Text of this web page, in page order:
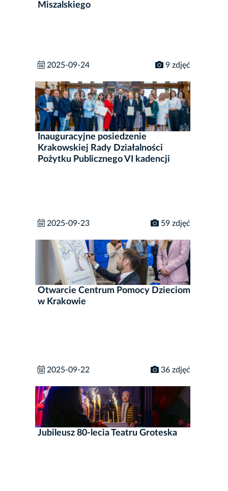
Miszalskiego
2025-09-24 9 zdjęć
Inauguracyjne posiedzenie
Krakowskiej Rady Działalności
Pożytku Publicznego VI kadencji
2025-09-23 59 zdjęć
Otwarcie Centrum Pomocy Dzieciom
w Krakowie
2025-09-22 36 zdjęć
Jubileusz 80-lecia Teatru Groteska